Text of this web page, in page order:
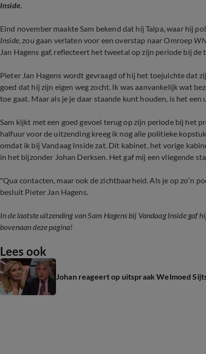
Inside.
Eind november maakte Sam bekend dat hij Talpa, waar hij
Inside, zou gaan verlaten voor een overstap naar Omroep
Jan Hagens gaf, reflecteert het tweetal op zijn periode bij de
Pieter Jan Hagens wordt gevraagd of hij het toejuichte dat
goed dat hij zijn eigen weg zocht. Ik was aanvankelijk wat
toe gaat. Maar als je je daar staande kunt houden, is het een
Sam kijkt met een goed gevoel terug op zijn periode bij het
halfuur voor de uitzending kreeg ik nog alle politieke
omdat ik bij Vandaag Inside zat. Dit kabinet, het vorige
in het bijzonder Johan Derksen. Het gaf mij een vliegende
"Qua contacten, maar ook de zichtbaarheid. Als je op zo’n
besluit Pieter Jan Hagens.
In de laatste uitzending van Sam Hagens bij Vandaag Inside gaf
bovenaan deze pagina!
Lees ook
Johan reageert op uitspraak Welmoed